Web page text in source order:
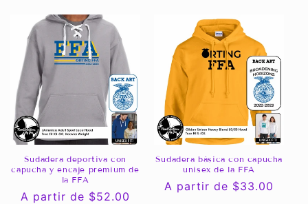
Sudadera deportiva con
capucha y encaje premium de
la FFA
Precio
A partir de $52.00
Sudadera básica con capucha
unisex de la FFA
Precio
A partir de $33.00